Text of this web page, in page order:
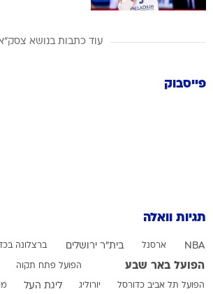
עוד כתבות בנושא
פייסבוק
תגיות וואלה
NBA ארסנל בית"ר ירושלים ברצלונה
הפועל באר שבע הפועל פתח תקוה
הפועל תל אביב כדורסל יורוליג ליגת העל